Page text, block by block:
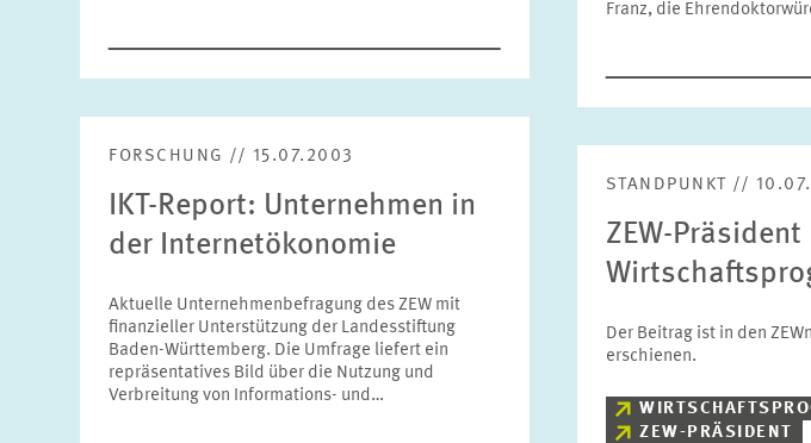
Franz, die
FORSCHUNG // 15.07.2003
IKT-Report: Unternehmen in
der Internetökonomie
Aktuelle Unternehmenbefragung des ZEW mit
finanzieller Unterstützung der Landesstiftung
Baden-Württemberg. Die Umfrage liefert ein
repräsentatives Bild über die Nutzung und
Verbreitung von Informations- und…
STANDPUNKT //
ZEW-Präsident
Der Beitrag ist in den
erschienen.
ZEW-PRÄSIDENT